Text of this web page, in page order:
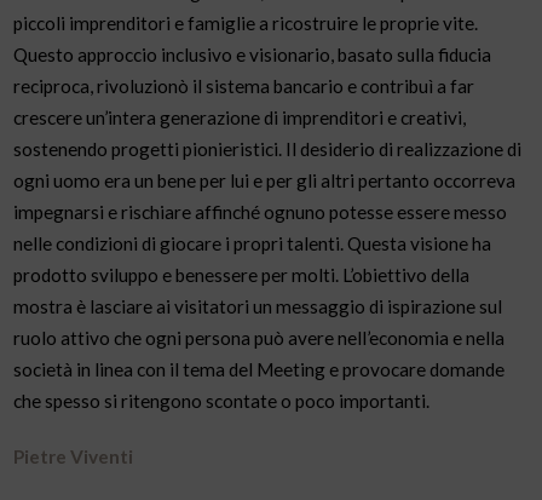
piccoli imprenditori e famiglie a ricostruire le proprie vite.
Questo approccio inclusivo e visionario, basato sulla fiducia
reciproca, rivoluzionò il sistema bancario e contribuì a far
crescere un’intera generazione di imprenditori e creativi,
sostenendo progetti pionieristici. Il desiderio di realizzazione di
ogni uomo era un bene per lui e per gli altri pertanto occorreva
impegnarsi e rischiare affinché ognuno potesse essere messo
nelle condizioni di giocare i propri talenti. Questa visione ha
prodotto sviluppo e benessere per molti. L’obiettivo della
mostra è lasciare ai visitatori un messaggio di ispirazione sul
ruolo attivo che ogni persona può avere nell’economia e nella
società in linea con il tema del Meeting e provocare domande
che spesso si ritengono scontate o poco importanti.
Pietre Viventi